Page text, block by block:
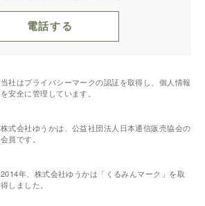
電話する
当社はプライバシーマークの認証を取得し、個人情報
を安全に管理しています。
株式会社ゆうかは、公益社団法人日本通信販売協会の
会員です。
2014年、株式会社ゆうかは「くるみんマーク」を取
得しました。